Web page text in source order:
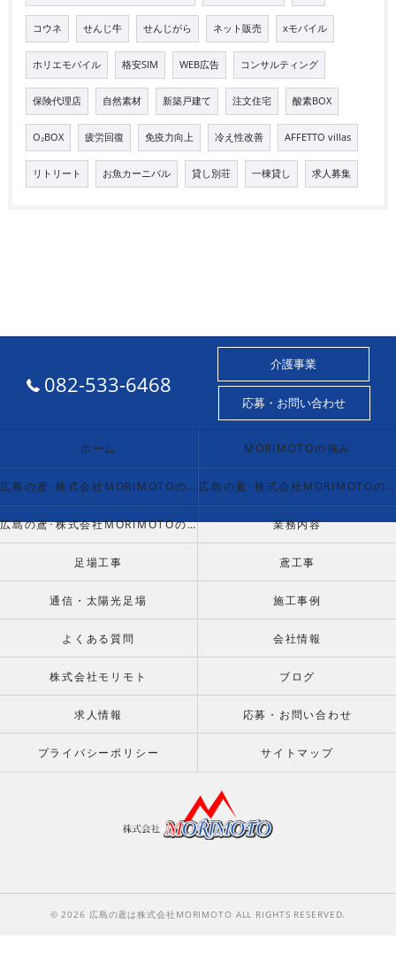
コウネ せんじ牛 せんじがら ネット販売 xモバイル
ホリエモバイル 格安SIM WEB広告 コンサルティング
保険代理店 自然素材 新築戸建て 注文住宅 酸素BOX
O₂BOX 疲労回復 免疫力向上 冷え性改善 AFFETTO villas
リトリート お魚カーニバル 貸し別荘 一棟貸し 求人募集
082-533-6468
介護事業
応募・お問い合わせ
ホーム MORIMOTOの強み
広島の鳶･株式会社MORIMOTOの口コミ情報 広島の鳶･株式会社MORIMOTOの評判
広島の鳶･株式会社MORIMOTOのお客様の声 業務内容
足場工事 鳶工事
通信・太陽光足場 施工事例
よくある質問 会社情報
株式会社モリモト ブログ
求人情報 応募・お問い合わせ
プライバシーポリシー サイトマップ
© 2026 広島の鳶は株式会社MORIMOTO ALL RIGHTS RESERVED.